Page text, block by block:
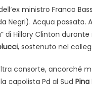
ministro Franco
Acqua passata.
Hillary Clinton
, sostenuto nel
consorte, ancorché
capolista Pd al Sud Pina